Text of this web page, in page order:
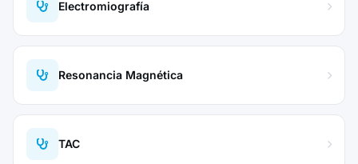
Electromiografía
Resonancia Magnética
TAC